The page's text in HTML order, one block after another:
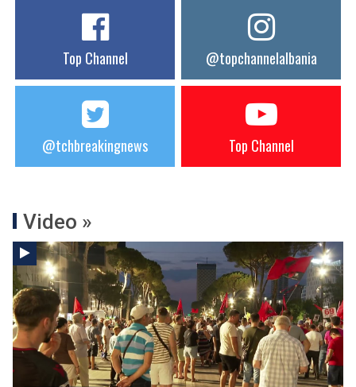
Top Channel @topchannelalbania
@tchbreakingnews Top Channel
Video »